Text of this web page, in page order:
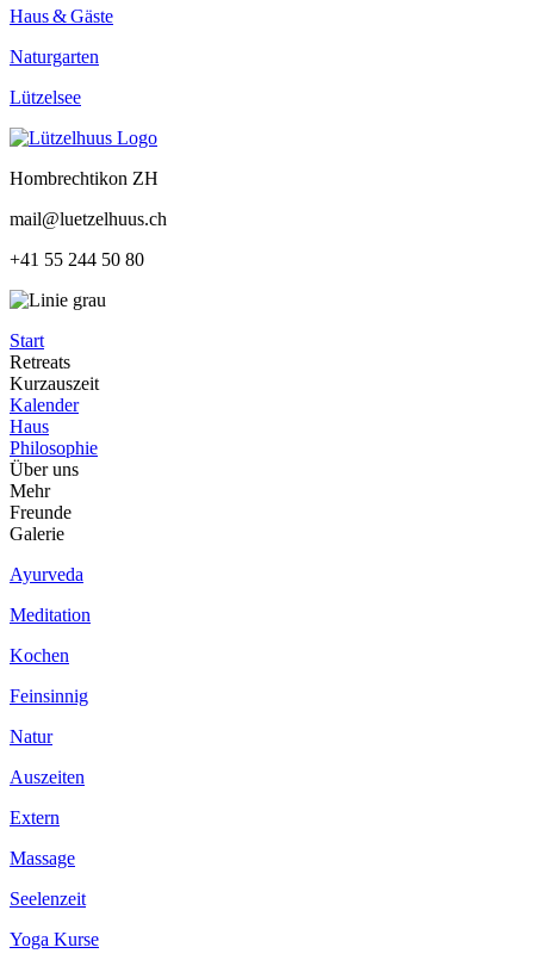
Haus & Gäste
Naturgarten
Lützelsee
Hombrechtikon ZH
mail@luetzelhuus.ch
+41 55 244 50 80
Start
Retreats
Kurzauszeit
Kalender
Haus
Philosophie
Über uns
Mehr
Freunde
Galerie
Ayurveda
Meditation
Kochen
Feinsinnig
Natur
Auszeiten
Extern
Massage
Seelenzeit
Yoga Kurse